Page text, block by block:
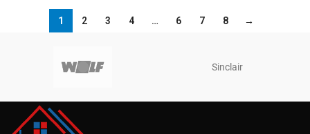
1 2 3 4 … 6 7 8 →
Sinclair